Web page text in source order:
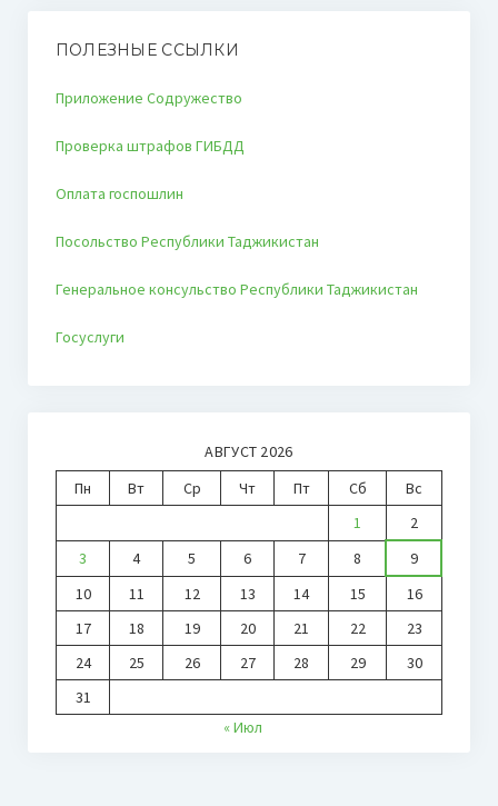
ПОЛЕЗНЫЕ ССЫЛКИ
Приложение Содружество
Проверка штрафов ГИБДД
Оплата госпошлин
Посольство Республики Таджикистан
Генеральное консульство Республики Таджикистан
Госуслуги
АВГУСТ 2026
Пн
Вт Ср Чт Пт Сб
Вс
1
2
3
4 5 6 7 8
9
10
11 12 13 14 15
16
17
18 19 20 21 22
23
24
25 26 27 28 29
30
31
« Июл